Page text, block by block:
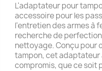
L'adaptateur pour
accessoire pour les
l'entretien des armes à
recherche de
nettoyage. Conçu pour
tampon, cet adaptateur
compromis, que ce soit